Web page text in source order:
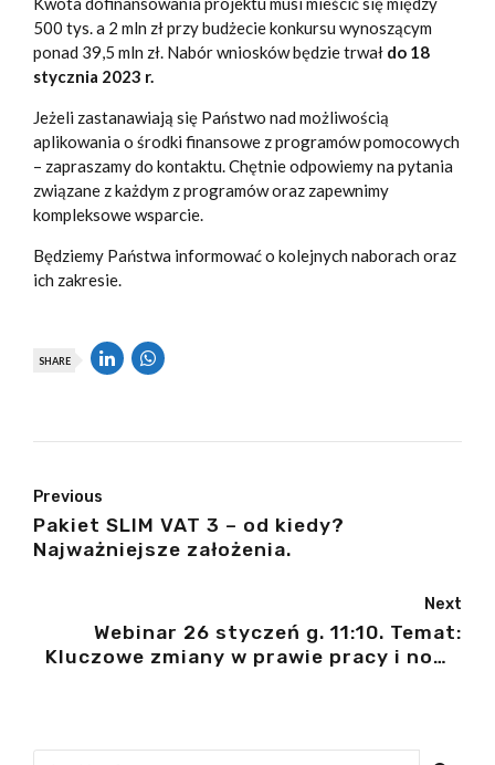
500 tys. a 2 mln zł przy budżecie konkursu wynoszącym
ponad 39,5 mln zł. Nabór wniosków będzie trwał do 18
stycznia 2023 r.
Jeżeli zastanawiają się Państwo nad możliwością
aplikowania o środki finansowe z programów pomocowych
– zapraszamy do kontaktu. Chętnie odpowiemy na pytania
związane z każdym z programów oraz zapewnimy
kompleksowe wsparcie.
Będziemy Państwa informować o kolejnych naborach oraz
ich zakresie.
SHARE
Previous
Pakiet SLIM VAT 3 – od kiedy?
Najważniejsze założenia.
Next
Webinar 26 styczeń g. 11:10. Temat:
Kluczowe zmiany w prawie pracy i nowe